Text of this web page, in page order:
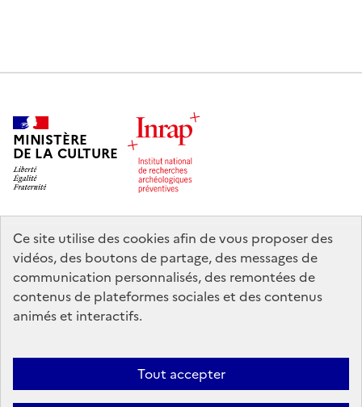
Ce site utilise des cookies afin de vous proposer des
vidéos, des boutons de partage, des messages de
communication personnalisés, des remontées de
contenus de plateformes sociales et des contenus
animés et interactifs.
Tout accepter
MINISTÈRE
DE LA CULTURE
legifrance.gouv.fr
info.gouv.fr
service-public.gouv.fr
data.gouv.fr
Nous contacter Mentions légales
Accessibilité : partiellement
Politique d’utilisation des témoins de connexion (cookies)